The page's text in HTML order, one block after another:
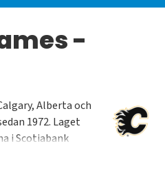
-
Alberta och
1972. Laget
i Scotiabank
när det spelas